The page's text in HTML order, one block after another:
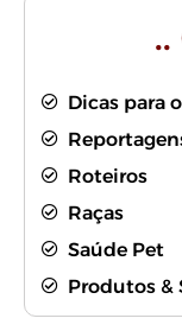
Dicas para
Roteiros
Raças
Saúde Pet
Produtos &